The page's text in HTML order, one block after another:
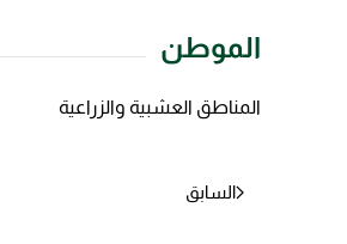
الموطن
المناطق العشبية والزراعية
السابق